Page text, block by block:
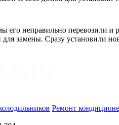
его неправильно перевозили
для замены. Сразу установили
Ремонт